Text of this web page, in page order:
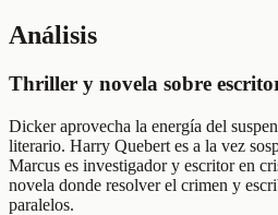
Análisis
Thriller y novela sobre
Dicker aprovecha la energía del
literario. Harry Quebert es a la vez
Marcus es investigador y escritor en
novela donde resolver el crimen y
paralelos.